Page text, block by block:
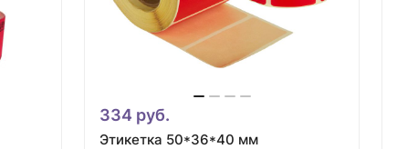
334 руб.
Этикетка 50*36*40 мм